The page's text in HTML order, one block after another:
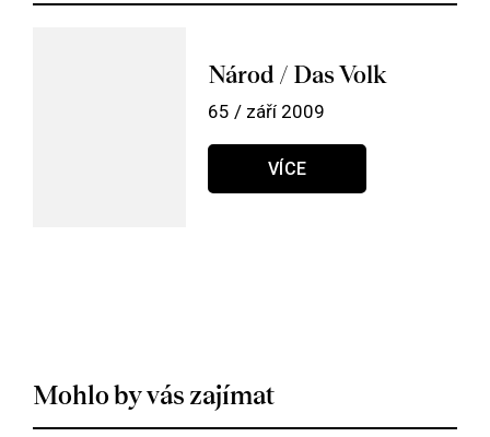
Národ / Das Volk
65 / září 2009
VÍCE
Mohlo by vás zajímat